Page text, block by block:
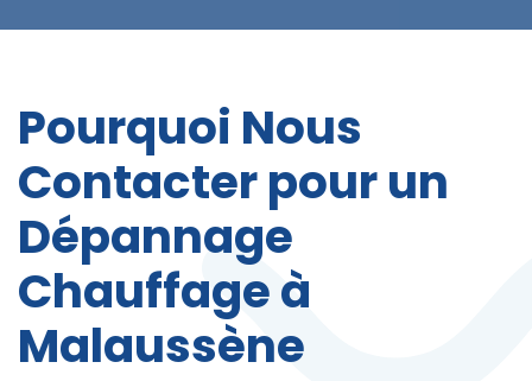
Pourquoi Nous
Contacter pour un
Dépannage
Chauffage à
Malaussène